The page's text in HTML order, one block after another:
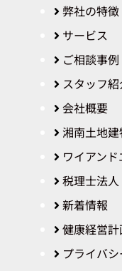
弊社の特徴
サービス
ご相談事例
スタッフ
会社概要
湘南土地
ワイアンド
税理士法
新着情報
健康経営計
プライバ